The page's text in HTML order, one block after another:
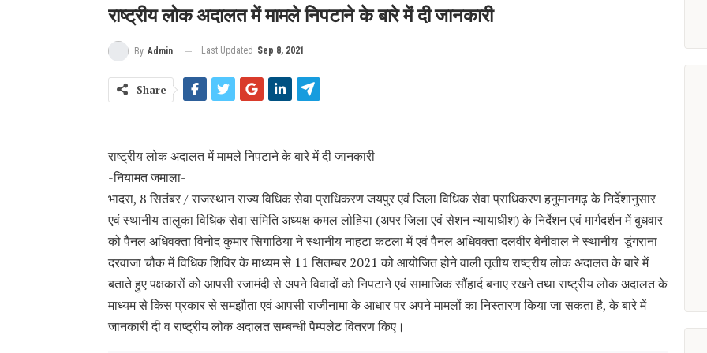
राष्ट्रीय लोक अदालत में मामले निपटाने के बारे में दी जानकारी
By Admin Last Updated Sep 8, 2021
Share
राष्ट्रीय लोक अदालत में मामले निपटाने के बारे में दी जानकारी
-नियामत जमाला-
भादरा, 8 सितंबर / राजस्थान राज्य विधिक सेवा प्राधिकरण जयपुर एवं जिला विधिक सेवा प्राधिकरण हनुमानगढ़ के निर्देशानुसार
एवं स्थानीय तालुका विधिक सेवा समिति अध्यक्ष कमल लोहिया (अपर जिला एवं सेशन न्यायाधीश) के निर्देशन एवं मार्गदर्शन में बुधवार
को पैनल अधिवक्ता विनोद कुमार सिगाठिया ने स्थानीय नाहटा कटला में एवं पैनल अधिवक्ता दलवीर बेनीवाल ने स्थानीय डूंगराना
दरवाजा चौक में विधिक शिविर के माध्यम से 11 सितम्बर 2021 को आयोजित होने वाली तृतीय राष्ट्रीय लोक अदालत के बारे में
बताते हुए पक्षकारों को आपसी रजामंदी से अपने विवादों को निपटाने एवं सामाजिक सौंहार्द बनाए रखने तथा राष्ट्रीय लोक अदालत के
माध्यम से किस प्रकार से समझौता एवं आपसी राजीनामा के आधार पर अपने मामलों का निस्तारण किया जा सकता है, के बारे में
जानकारी दी व राष्ट्रीय लोक अदालत सम्बन्धी पैम्पलेट वितरण किए।